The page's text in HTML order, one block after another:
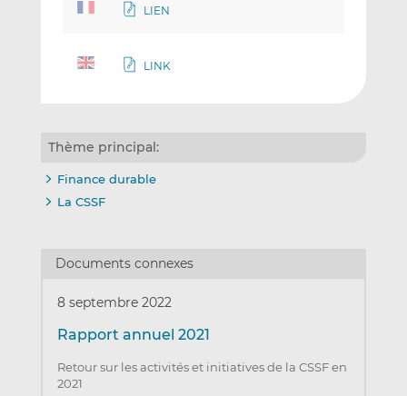
LIEN
LINK
Thème principal:
Finance durable
La CSSF
Documents connexes
8 septembre 2022
Rapport annuel 2021
Retour sur les activités et initiatives de la CSSF en
2021